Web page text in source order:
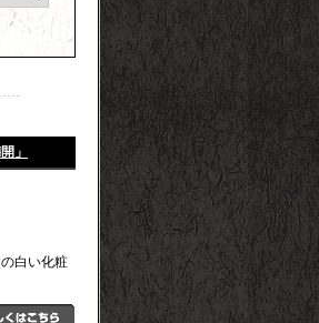
」
白い化粧